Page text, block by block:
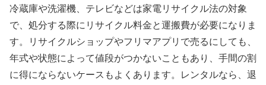
冷蔵庫や洗濯機、テレビなどは家電リサイクル法の対象
で、処分する際にリサイクル料金と運搬費が必要になりま
す。リサイクルショップやフリマアプリで売るにしても、
年式や状態によって値段がつかないこともあり、手間の割
に得にならないケースもよくあります。レンタルなら、退